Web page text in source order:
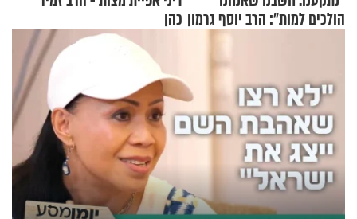
הולכים למות": הרב יוסף גרמון כהן